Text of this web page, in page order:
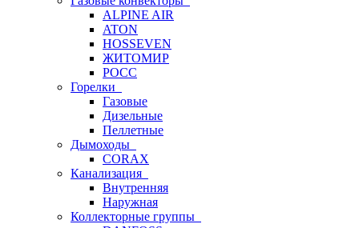
ALPINE AIR
ATON
HOSSEVEN
ЖИТОМИР
РОСС
Горелки
Газовые
Дизельные
Пеллетные
Дымоходы
CORAX
Канализация
Внутренняя
Наружная
Коллекторные группы